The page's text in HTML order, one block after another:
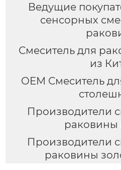
Ведущие
сенсорных
Смеситель для
из
OEM Смеситель
Производители
раковины
Производители
раковины